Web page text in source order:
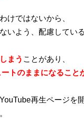
けではないから、
いよう、配慮してい
まう ことがあり、
トのままになること
再生ページを